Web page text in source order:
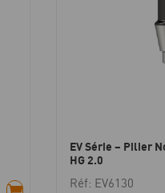
EV Série – Pilier
HG 2.0
Réf: EV6130